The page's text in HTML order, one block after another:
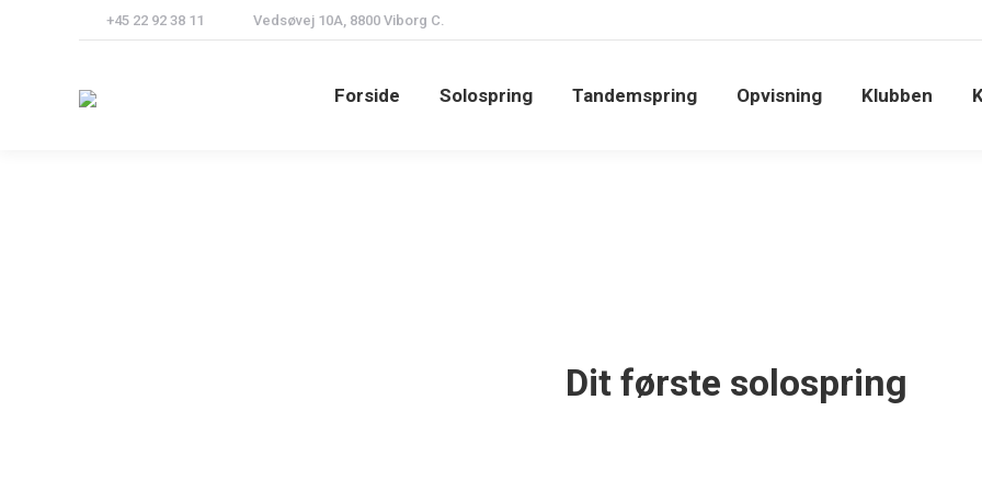
+45 22 92 38 11 Vedsøvej 10A, 8800 Viborg C.
Forside Solospring Tandemspring Opvisning Klubben
Dit første solospring